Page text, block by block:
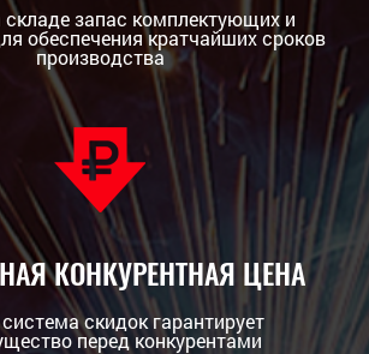
запас комплектующих и
обеспечения кратчайших сроков
производства
КОНКУРЕНТНАЯ ЦЕНА
скидок гарантирует
перед конкурентами